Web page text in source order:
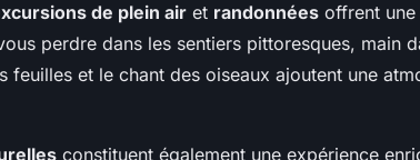
de plein air et randonnées offrent
perdre dans les sentiers pittoresques, main
feuilles et le chant des oiseaux ajoutent une
constituent également une expérience